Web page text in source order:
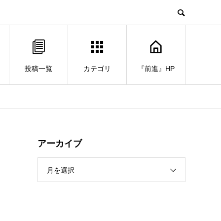
投稿一覧 カテゴリ 『前進』HP
アーカイブ
月を選択